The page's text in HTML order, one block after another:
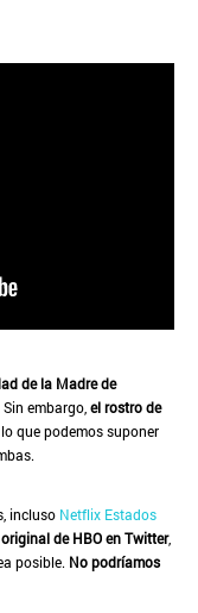
de la Madre de
Sin embargo, el rostro de
lo que podemos suponer
incluso Netflix Estados
de HBO en Twitter,
posible. No podríamos